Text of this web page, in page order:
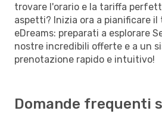
trovare l'orario e la tariffa
aspetti? Inizia ora a pianificare
eDreams: preparati a esplorare
nostre incredibili offerte e a un
prenotazione rapido e intuitivo!
Domande frequenti